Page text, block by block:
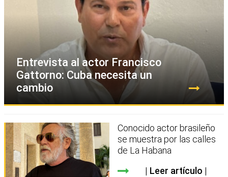
Entrevista al actor Francisco
Gattorno: Cuba necesita un
cambio
Conocido actor brasileño
se muestra por las calles
de La Habana
Leer artículo